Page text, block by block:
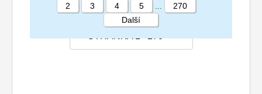
2
3 4 5
270
Další